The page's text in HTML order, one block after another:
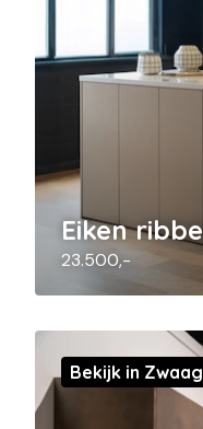
Eiken
23.500,-
Bekijk in Zwaag